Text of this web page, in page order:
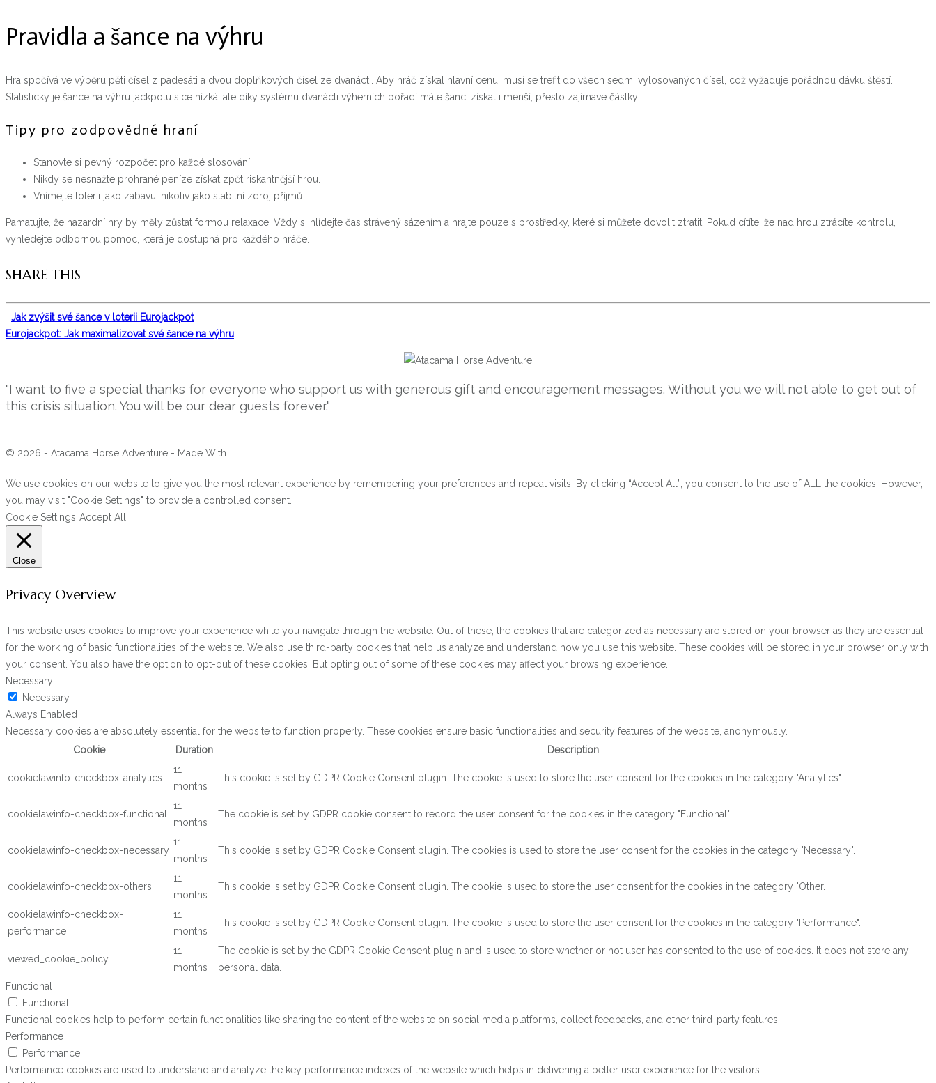
Pravidla a šance na výhru
Hra spočívá ve výběru pěti čísel z padesáti a dvou doplňkových čísel ze dvanácti. Aby hráč získal hlavní cenu, musí se trefit do všech sedmi vylosovaných čísel, což vyžaduje pořádnou dávku štěstí.
Statisticky je šance na výhru jackpotu sice nízká, ale díky systému dvanácti výherních pořadí máte šanci získat i menší, přesto zajímavé částky.
Tipy pro zodpovědné hraní
Stanovte si pevný rozpočet pro každé slosování.
Nikdy se nesnažte prohrané peníze získat zpět riskantnější hrou.
Vnímejte loterii jako zábavu, nikoliv jako stabilní zdroj příjmů.
Pamatujte, že hazardní hry by měly zůstat formou relaxace. Vždy si hlídejte čas strávený sázením a hrajte pouze s prostředky, které si můžete dovolit ztratit. Pokud cítíte, že nad hrou ztrácíte kontrolu,
vyhledejte odbornou pomoc, která je dostupná pro každého hráče.
SHARE THIS
Jak zvýšit své šance v loterii Eurojackpot
Eurojackpot: Jak maximalizovat své šance na výhru
"I want to five a special thanks for everyone who support us with generous gift and encouragement messages. Without you we will not able to get out of
this crisis situation. You will be our dear guests forever."
© 2026 - Atacama Horse Adventure - Made With
We use cookies on our website to give you the most relevant experience by remembering your preferences and repeat visits. By clicking “Accept All”, you consent to the use of ALL the cookies. However,
you may visit "Cookie Settings" to provide a controlled consent.
Cookie Settings Accept All
Close
Privacy Overview
This website uses cookies to improve your experience while you navigate through the website. Out of these, the cookies that are categorized as necessary are stored on your browser as they are essential
for the working of basic functionalities of the website. We also use third-party cookies that help us analyze and understand how you use this website. These cookies will be stored in your browser only with
your consent. You also have the option to opt-out of these cookies. But opting out of some of these cookies may affect your browsing experience.
Necessary
Necessary
Always Enabled
Necessary cookies are absolutely essential for the website to function properly. These cookies ensure basic functionalities and security features of the website, anonymously.
Cookie
Duration Description
cookielawinfo-checkbox-analytics
11
months
This cookie is set by GDPR Cookie Consent plugin. The cookie is used to store the user consent for the cookies in the category "Analytics".
cookielawinfo-checkbox-functional
11
months
The cookie is set by GDPR cookie consent to record the user consent for the cookies in the category "Functional".
cookielawinfo-checkbox-necessary
11
months
This cookie is set by GDPR Cookie Consent plugin. The cookies is used to store the user consent for the cookies in the category "Necessary".
cookielawinfo-checkbox-others
11
months
This cookie is set by GDPR Cookie Consent plugin. The cookie is used to store the user consent for the cookies in the category "Other.
cookielawinfo-checkbox-
performance
11
months
This cookie is set by GDPR Cookie Consent plugin. The cookie is used to store the user consent for the cookies in the category "Performance".
viewed_cookie_policy
11
months
The cookie is set by the GDPR Cookie Consent plugin and is used to store whether or not user has consented to the use of cookies. It does not store any
personal data.
Functional
Functional
Functional cookies help to perform certain functionalities like sharing the content of the website on social media platforms, collect feedbacks, and other third-party features.
Performance
Performance
Performance cookies are used to understand and analyze the key performance indexes of the website which helps in delivering a better user experience for the visitors.